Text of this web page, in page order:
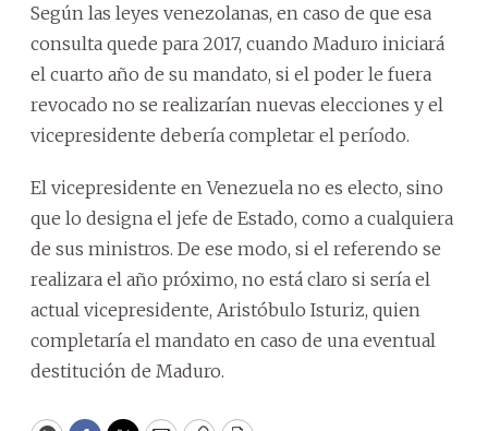
Según las leyes venezolanas, en caso de que esa
consulta quede para 2017, cuando Maduro iniciará
el cuarto año de su mandato, si el poder le fuera
revocado no se realizarían nuevas elecciones y el
vicepresidente debería completar el período.
El vicepresidente en Venezuela no es electo, sino
que lo designa el jefe de Estado, como a cualquiera
de sus ministros. De ese modo, si el referendo se
realizara el año próximo, no está claro si sería el
actual vicepresidente, Aristóbulo Isturiz, quien
completaría el mandato en caso de una eventual
destitución de Maduro.